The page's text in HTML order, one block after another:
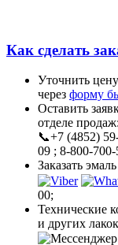
Как сделать
Уточнить
через форму
Оставить
отделе продаж:
📞+7 (4852)
09 ; 8-800-
Заказать
00;
Технические
и других